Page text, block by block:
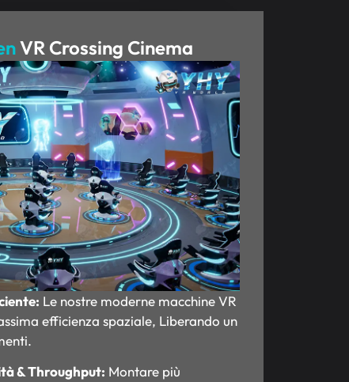
VR Crossing Cinema
Le nostre moderne macchine VR
efficienza spaziale, Liberando un
& Throughput: Montare più